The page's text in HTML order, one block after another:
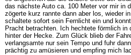
das nächste Auto ca. 100 Meter vor mir in
zögerte kurz rannte dann aber los, wieder
schaltete sofort sein Fernlicht ein und
Pracht betrachten. Ich hechtete förmlich
hinter der Hecke. Zum Glück blieb der
verlangsamte nur sein Tempo und fuhr
prächtig zu amüsieren und empfing mich